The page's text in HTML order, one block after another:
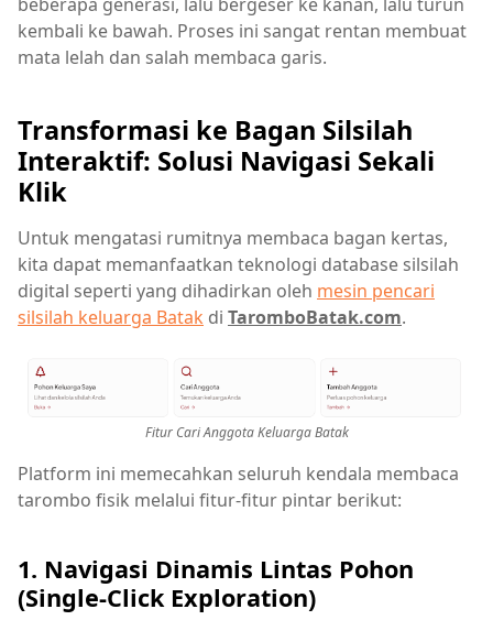
beberapa generasi, lalu bergeser ke kanan, lalu turun
kembali ke bawah. Proses ini sangat rentan membuat
mata lelah dan salah membaca garis.
Transformasi ke Bagan Silsilah
Interaktif: Solusi Navigasi Sekali
Klik
Untuk mengatasi rumitnya membaca bagan kertas,
kita dapat memanfaatkan teknologi database silsilah
digital seperti yang dihadirkan oleh mesin pencari
silsilah keluarga Batak di TaromboBatak.com.
Fitur Cari Anggota Keluarga Batak
Platform ini memecahkan seluruh kendala membaca
tarombo fisik melalui fitur-fitur pintar berikut:
1. Navigasi Dinamis Lintas Pohon
(Single-Click Exploration)